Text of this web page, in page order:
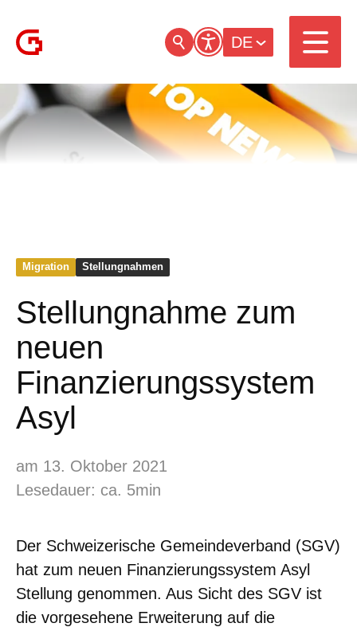
DE
Migration Stellungnahmen
Stellungnahme zum
neuen
Finanzierungssystem
Asyl
am 13. Oktober 2021
Lesedauer: ca. 5min
Der Schweizerische Gemeindeverband (SGV)
hat zum neuen Finanzierungssystem Asyl
Stellung genommen. Aus Sicht des SGV ist
die vorgesehene Erweiterung auf die